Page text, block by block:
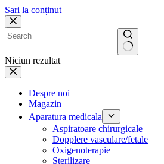
Sari la conținut
Niciun rezultat
Despre noi
Magazin
Aparatura medicala
Aspiratoare chirurgicale
Dopplere vasculare/fetale
Oxigenoterapie
Sterilizare